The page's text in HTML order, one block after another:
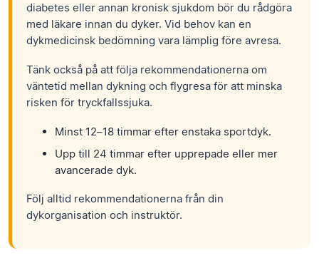
diabetes eller annan kronisk sjukdom bör du rådgöra
med läkare innan du dyker. Vid behov kan en
dykmedicinsk bedömning vara lämplig före avresa.
Tänk också på att följa rekommendationerna om
väntetid mellan dykning och flygresa för att minska
risken för tryckfallssjuka.
Minst 12–18 timmar efter enstaka sportdyk.
Upp till 24 timmar efter upprepade eller mer
avancerade dyk.
Följ alltid rekommendationerna från din
dykorganisation och instruktör.